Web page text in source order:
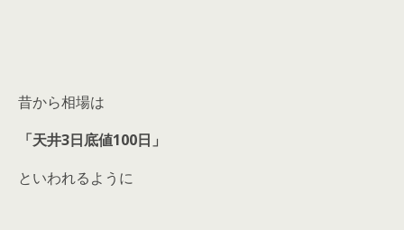
昔から相場は
「天井3日底値100日」
といわれるように